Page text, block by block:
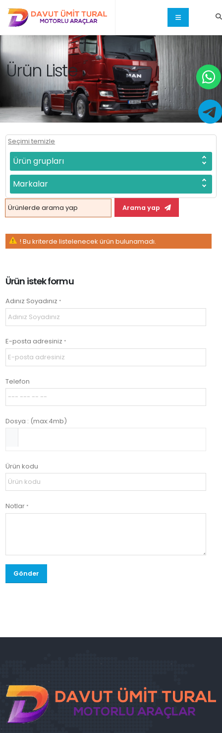
Ürün Liste
Seçimi temizle
Ürün grupları
Markalar
Arama yap
! Bu kriterde listelenecek ürün bulunamadı.
Ürün istek formu
Adınız Soyadınız *
E-posta adresiniz *
Telefon
Dosya : (max:4mb)
Ürün kodu
Notlar *
Gönder